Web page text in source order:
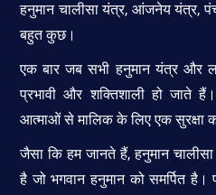
हनुमान चालीसा यंत्र, आंजनेय यंत्र,
बहुत कुछ।
एक बार जब सभी हनुमान यंत्र और
प्रभावी और शक्तिशाली हो जाते
आत्माओं से मालिक के लिए एक सुरक्षा
जैसा कि हम जानते हैं, हनुमान
है जो भगवान हनुमान को समर्पित है।